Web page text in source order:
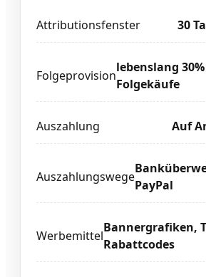
Attributionsfenster 30
Folgeprovision
lebenslang
Folgekäufe
Auszahlung Auf
Auszahlungswege
PayPal
Werbemittel
Bannergrafiken,
Rabattcodes